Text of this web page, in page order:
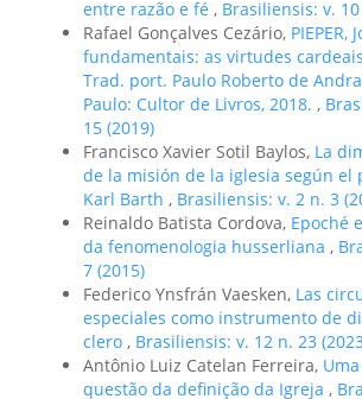
entre razão e fé , Brasiliensis: v.
Rafael Gonçalves Cezário, PIEPER,
fundamentais: as virtudes
Trad. port. Paulo Roberto de
Paulo: Cultor de Livros, 2018. ,
15 (2019)
Francisco Xavier Sotil Baylos, La
de la misión de la iglesia según el
Karl Barth , Brasiliensis: v. 2 n. 3
Reinaldo Batista Cordova, Epoché
da fenomenologia husserliana ,
7 (2015)
Federico Ynsfrán Vaesken, Las
especiales como instrumento de
clero , Brasiliensis: v. 12 n. 23
Antônio Luiz Catelan Ferreira,
questão da definição da Igreja ,